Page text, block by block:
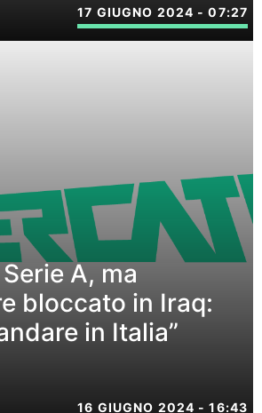
17 GIUGNO 2024 - 07:27
A, ma
bloccato in Iraq:
in Italia”
16 GIUGNO 2024 - 16:43